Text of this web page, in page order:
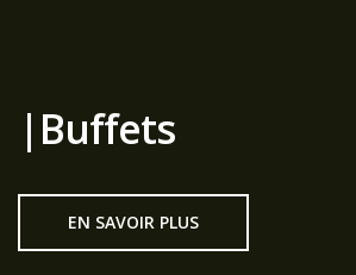
|Buffets
EN SAVOIR PLUS